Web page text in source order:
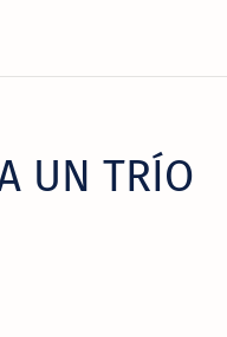
UN TRÍO